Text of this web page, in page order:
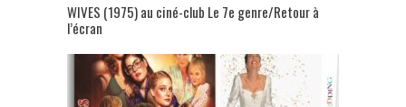
WIVES (1975) au ciné-club Le 7e genre/Retour à
l’écran